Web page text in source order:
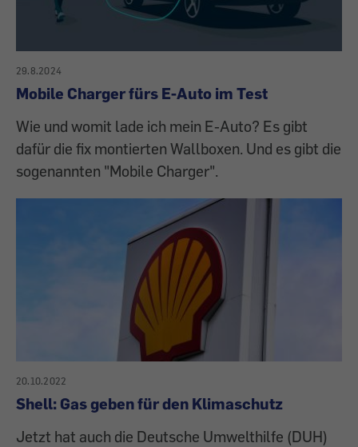
29.8.2024
Mobile Charger fürs E-Auto im Test
Wie und womit lade ich mein E-Auto? Es gibt
dafür die fix montierten Wallboxen. Und es gibt die
sogenannten "Mobile Charger".
20.10.2022
Shell: Gas geben für den Klimaschutz
Jetzt hat auch die Deutsche Umwelthilfe (DUH)